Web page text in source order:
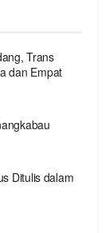
Trans
dan Empat
Ditulis dalam